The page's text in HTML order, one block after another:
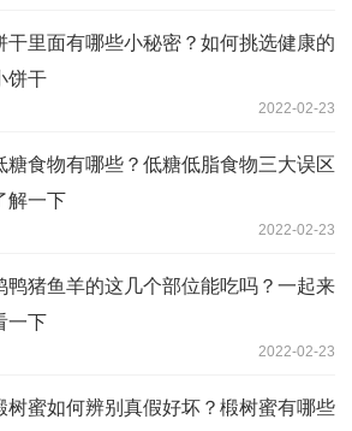
干里面有哪些小秘密？如何挑选健康的
饼干
2022-02-23
糖食物有哪些？低糖低脂食物三大误区
解一下
2022-02-23
鸭猪鱼羊的这几个部位能吃吗？一起来
一下
2022-02-23
树蜜如何辨别真假好坏？椴树蜜有哪些